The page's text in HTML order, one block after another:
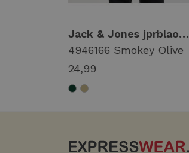
Jack & Jones jprblaowen ss branding tee sn Print T-shirts 4946166 smokey olive
4946166 Smokey Olive
24,99